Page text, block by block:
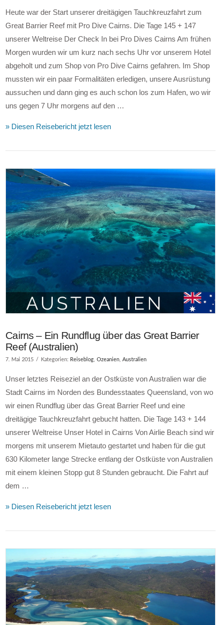
Heute war der Start unserer dreitägigen Tauchkreuzfahrt zum
Great Barrier Reef mit Pro Dive Cairns. Die Tage 145 + 147
unserer Weltreise Der Check In bei Pro Dives Cairns Am frühen
Morgen wurden wir um kurz nach sechs Uhr vor unserem Hotel
abgeholt und zum Shop von Pro Dive Cairns gefahren. Im Shop
mussten wir ein paar Formalitäten erledigen, unsere Ausrüstung
aussuchen und dann ging es auch schon los zum Hafen, wo wir
uns gegen 7 Uhr morgens auf den …
» Diesen Reisebericht jetzt lesen
VIEW POST
Cairns – Ein Rundflug über das Great Barrier
Reef (Australien)
7. Mai 2015 Kategorien: Reiseblog,Ozeanien,Australien
Unser letztes Reiseziel an der Ostküste von Australien war die
Stadt Cairns im Norden des Bundesstaates Queensland, von wo
wir einen Rundflug über das Great Barrier Reef und eine
dreitägige Tauchkreuzfahrt gebucht hatten. Die Tage 143 + 144
unserer Weltreise Unser Hotel in Cairns Von Airlie Beach sind wir
morgens mit unserem Mietauto gestartet und haben für die gut
630 Kilometer lange Strecke entlang der Ostküste von Australien
mit einem kleinen Stopp gut 8 Stunden gebraucht. Die Fahrt auf
dem …
» Diesen Reisebericht jetzt lesen